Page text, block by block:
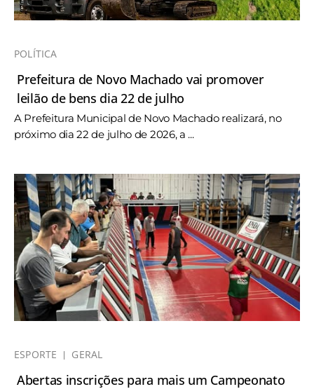
POLÍTICA
Prefeitura de Novo Machado vai promover
leilão de bens dia 22 de julho
A Prefeitura Municipal de Novo Machado realizará, no
próximo dia 22 de julho de 2026, a ...
ESPORTE GERAL
Abertas inscrições para mais um Campeonato